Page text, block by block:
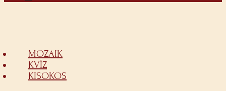
MOZAIK
KVÍZ
KISOKOS